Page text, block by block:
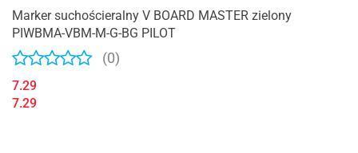
Marker suchościeralny V BOARD MASTER zielony
PIWBMA-VBM-M-G-BG PILOT
(0)
7.29
7.29